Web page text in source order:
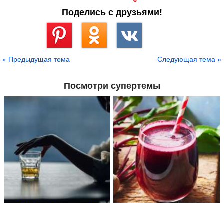
Поделись с друзьями!
« Предыдущая тема Следующая тема »
Посмотри супертемы